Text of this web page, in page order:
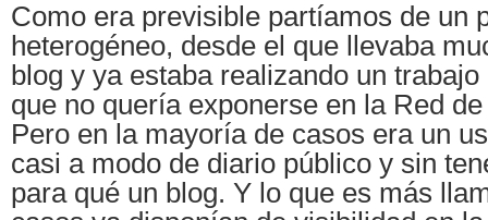
Como era previsible partíamos de un
heterogéneo, desde el que llevaba
blog y ya estaba realizando un
que no quería exponerse en la Red
Pero en la mayoría de casos era un
casi a modo de diario público y sin
para qué un blog. Y lo que es más